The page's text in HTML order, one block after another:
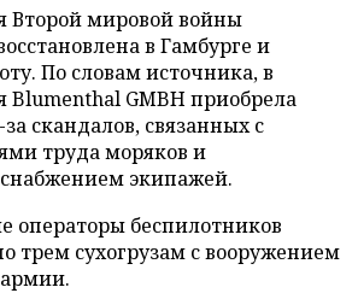
Второй мировой войны
в Гамбурге и
По словам источника, в
Blumenthal GMBH приобрела
скандалов, связанных с
труда моряков и
экипажей.
операторы беспилотников
трем сухогрузам с вооружением